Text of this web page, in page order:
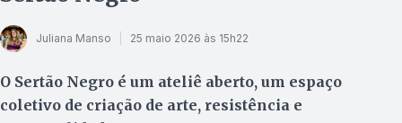
Juliana Manso 25 maio 2026 às 15h22
O Sertão Negro é um ateliê aberto, um espaço
coletivo de criação de arte, resistência e